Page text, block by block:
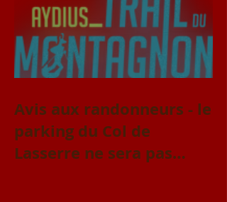
Avis aux randonneurs - le
parking du Col de
Lasserre ne sera pas